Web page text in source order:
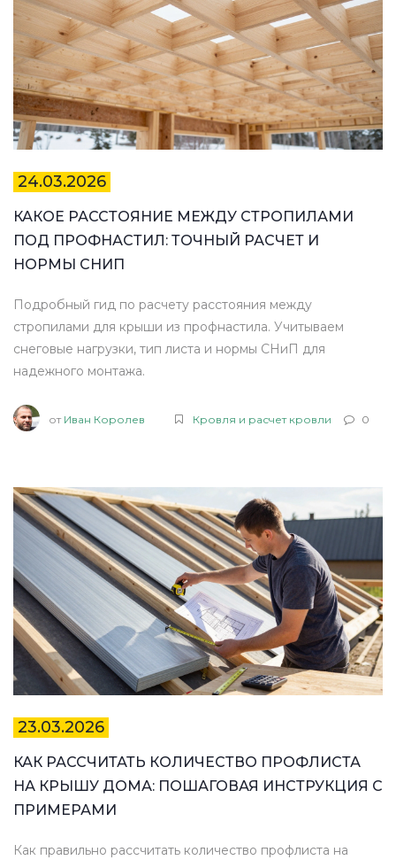
24.03.2026
КАКОЕ РАССТОЯНИЕ МЕЖДУ СТРОПИЛАМИ
ПОД ПРОФНАСТИЛ: ТОЧНЫЙ РАСЧЕТ И
НОРМЫ СНИП
Подробный гид по расчету расстояния между
стропилами для крыши из профнастила. Учитываем
снеговые нагрузки, тип листа и нормы СНиП для
надежного монтажа.
от Иван Королев Кровля и расчет кровли 0
23.03.2026
КАК РАССЧИТАТЬ КОЛИЧЕСТВО ПРОФЛИСТА
НА КРЫШУ ДОМА: ПОШАГОВАЯ ИНСТРУКЦИЯ С
ПРИМЕРАМИ
Как правильно рассчитать количество профлиста на